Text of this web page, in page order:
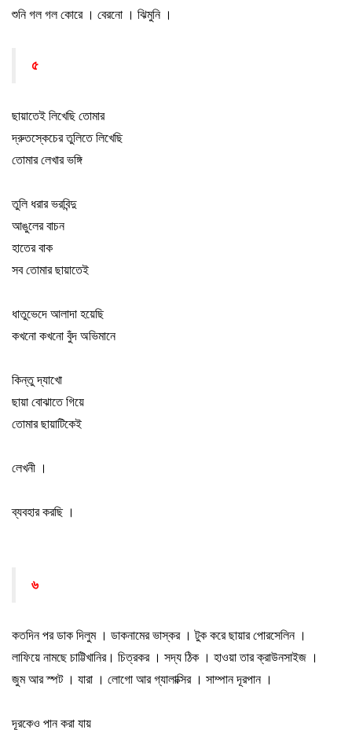
শুনি গল গল কোরে । বেরনো । ঝিমুনি ।
৫
ছায়াতেই লিখেছি তোমার
দ্রুতস্কেচের তুলিতে লিখেছি
তোমার লেখার ভঙ্গি
তুলি ধরার ভরবিন্দু
আঙুলের বাচন
হাতের বাক
সব তোমার ছায়াতেই
ধাতুভেদে আলাদা হয়েছি
কখনো কখনো বুঁদ অভিমানে
কিন্তু দ্যাখো
ছায়া বোঝাতে গিয়ে
তোমার ছায়াটিকেই
লেখনী ।
ব্যবহার করছি ।
৬
কতদিন পর ডাক দিলুম । ডাকনামের ভাস্কর ।টুক করে ছায়ার পোরসেলিন ।
লাফিয়ে নামছে চাট্টিখানির। চিত্রকর । সদ্য ঠিক । হাওয়া তার ক্রাউনসাইজ ।
জুম আর স্পট । যারা । লোগো আর গ্যালাক্সির । সাম্পান দূরপান ।
দূরকেও পান করা যায়